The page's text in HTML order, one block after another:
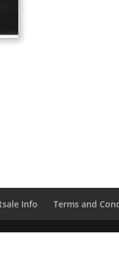
Info Terms and